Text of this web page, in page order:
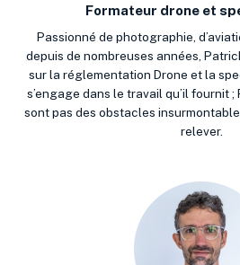
Formateur drone et
Passionné de photographie,
depuis de nombreuses années,
sur la réglementation Drone et la
s’engage dans le travail qu’il fournit
sont pas des obstacles
relever.